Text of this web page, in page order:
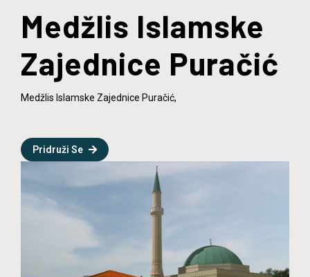
Medžlis Islamske
Zajednice Puračić
Medžlis Islamske Zajednice Puračić,
Pridruži Se